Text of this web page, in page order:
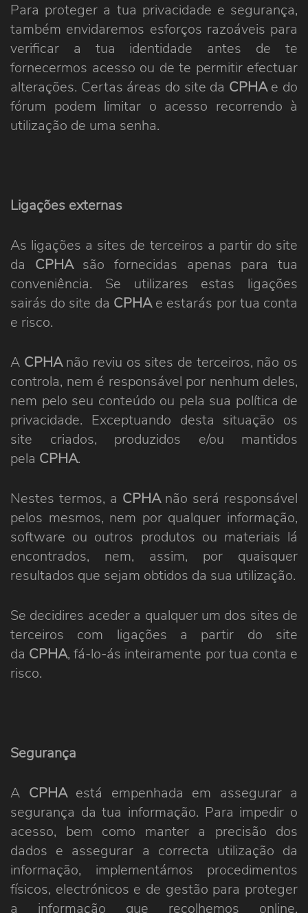
Para proteger a tua privacidade e segurança,
também envidaremos esforços razoáveis para
verificar a tua identidade antes de te
fornecermos acesso ou de te permitir efectuar
alterações. Certas áreas do site da CPHAe do
fórum podem limitar o acesso recorrendo à
utilização de uma senha.
Ligações externas
As ligações a sites de terceiros a partir do site
da CPHAsão fornecidas apenas para tua
conveniência. Se utilizares estas ligações
sairás do site da CPHAe estarás por tua conta
e risco.
A CPHAnão reviu os sites de terceiros, não os
controla, nem é responsável por nenhum deles,
nem pelo seu conteúdo ou pela sua política de
privacidade. Exceptuando desta situação os
site criados, produzidos e/ou mantidos
pela CPHA.
Nestes termos, a CPHAnão será responsável
pelos mesmos, nem por qualquer informação,
software ou outros produtos ou materiais lá
encontrados, nem, assim, por quaisquer
resultados que sejam obtidos da sua utilização.
Se decidires aceder a qualquer um dos sites de
terceiros com ligações a partir do site
da CPHA, fá-lo-ás inteiramente por tua conta e
risco.
Segurança
A CPHAestá empenhada em assegurar a
segurança da tua informação. Para impedir o
acesso, bem como manter a precisão dos
dados e assegurar a correcta utilização da
informação, implementámos procedimentos
físicos, electrónicos e de gestão para proteger
a informação que recolhemos online.